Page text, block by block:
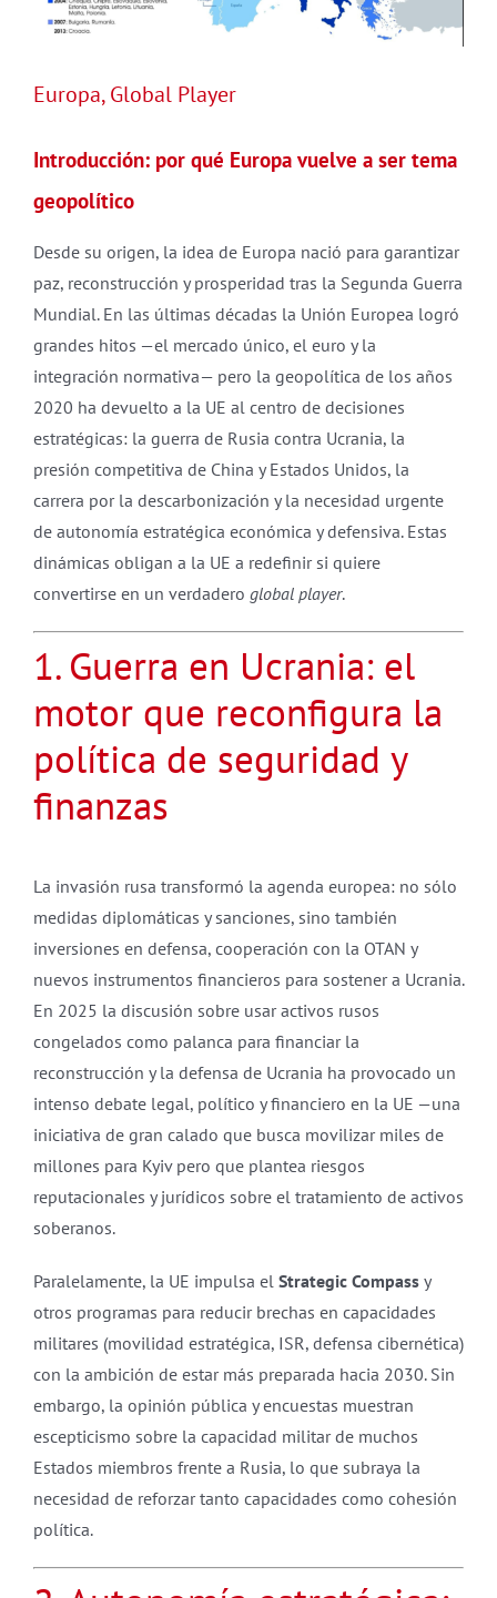
Europa, Global Player
Introducción: por qué Europa vuelve a ser tema
geopolítico
Desde su origen, la idea de Europa nació para garantizar
paz, reconstrucción y prosperidad tras la Segunda Guerra
Mundial. En las últimas décadas la Unión Europea logró
grandes hitos —el mercado único, el euro y la
integración normativa— pero la geopolítica de los años
2020 ha devuelto a la UE al centro de decisiones
estratégicas: la guerra de Rusia contra Ucrania, la
presión competitiva de China y Estados Unidos, la
carrera por la descarbonización y la necesidad urgente
de autonomía estratégica económica y defensiva. Estas
dinámicas obligan a la UE a redefinir si quiere
convertirse en un verdadero global player.
1. Guerra en Ucrania: el
motor que reconfigura la
política de seguridad y
finanzas
La invasión rusa transformó la agenda europea: no sólo
medidas diplomáticas y sanciones, sino también
inversiones en defensa, cooperación con la OTAN y
nuevos instrumentos financieros para sostener a Ucrania.
En 2025 la discusión sobre usar activos rusos
congelados como palanca para financiar la
reconstrucción y la defensa de Ucrania ha provocado un
intenso debate legal, político y financiero en la UE —una
iniciativa de gran calado que busca movilizar miles de
millones para Kyiv pero que plantea riesgos
reputacionales y jurídicos sobre el tratamiento de activos
soberanos.
Paralelamente, la UE impulsa el Strategic Compass y
otros programas para reducir brechas en capacidades
militares (movilidad estratégica, ISR, defensa cibernética)
con la ambición de estar más preparada hacia 2030. Sin
embargo, la opinión pública y encuestas muestran
escepticismo sobre la capacidad militar de muchos
Estados miembros frente a Rusia, lo que subraya la
necesidad de reforzar tanto capacidades como cohesión
política.